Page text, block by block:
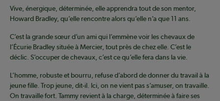
Vive, énergique, déterminée, elle apprendra tout de son mentor,
Howard Bradley, qu’elle rencontre alors qu’elle n’a que 11 ans.
C’est la grande sœur d’un ami qui l’emmène voir les chevaux de
l’Écurie Bradley située à Mercier, tout près de chez elle. C’est le
déclic. S’occuper de chevaux, c’est ce qu’elle fera dans la vie.
L’homme, robuste et bourru, refuse d’abord de donner du travail à la
jeune fille. Trop jeune, dit-il. Ici, on ne vient pas s’amuser, on travaille.
On travaille fort. Tammy revient à la charge, déterminée à faire ses